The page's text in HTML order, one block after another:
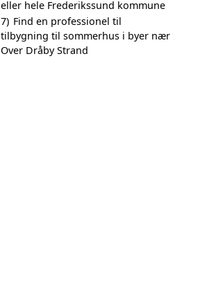
eller hele Frederikssund kommune
7) Find en professionel til
tilbygning til sommerhus i byer nær
Over Dråby Strand